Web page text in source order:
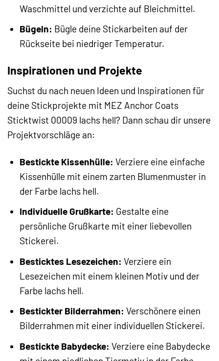
Waschmittel und verzichte auf Bleichmittel.
Bügeln: Bügle deine Stickarbeiten auf der
Rückseite bei niedriger Temperatur.
Inspirationen und Projekte
Suchst du nach neuen Ideen und Inspirationen für
deine Stickprojekte mit MEZ Anchor Coats
Sticktwist 00009 lachs hell? Dann schau dir unsere
Projektvorschläge an:
Bestickte Kissenhülle: Verziere eine einfache
Kissenhülle mit einem zarten Blumenmuster in
der Farbe lachs hell.
Individuelle Grußkarte: Gestalte eine
persönliche Grußkarte mit einer liebevollen
Stickerei.
Besticktes Lesezeichen: Verziere ein
Lesezeichen mit einem kleinen Motiv und der
Farbe lachs hell.
Bestickter Bilderrahmen: Verschönere einen
Bilderrahmen mit einer individuellen Stickerei.
Bestickte Babydecke: Verziere eine Babydecke